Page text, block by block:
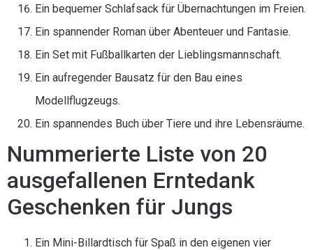
Ein bequemer Schlafsack für Übernachtungen im Freien.
Ein spannender Roman über Abenteuer und Fantasie.
Ein Set mit Fußballkarten der Lieblingsmannschaft.
Ein aufregender Bausatz für den Bau eines
Modellflugzeugs.
Ein spannendes Buch über Tiere und ihre Lebensräume.
Nummerierte Liste von 20
ausgefallenen Erntedank
Geschenken für Jungs
Ein Mini-Billardtisch für Spaß in den eigenen vier